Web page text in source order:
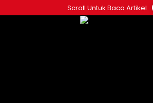
ke
Scroll Untuk Baca Artikel